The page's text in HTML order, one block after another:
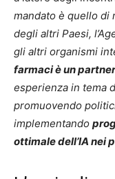
mandato è quello di
degli altri Paesi,
gli altri organismi
farmaci è un
esperienza in tema
promuovendo
implementando
ottimale dell’IA nei